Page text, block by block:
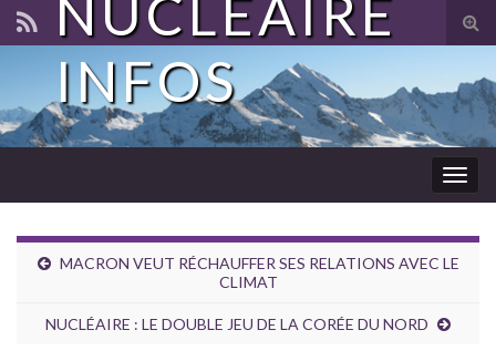
NUCLÉAIRE
INFOS
MACRON VEUT RÉCHAUFFER SES RELATIONS AVEC LE
CLIMAT
NUCLÉAIRE : LE DOUBLE JEU DE LA CORÉE DU NORD